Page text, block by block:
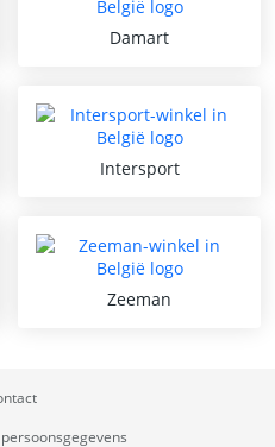
Damart
Intersport
Zeeman